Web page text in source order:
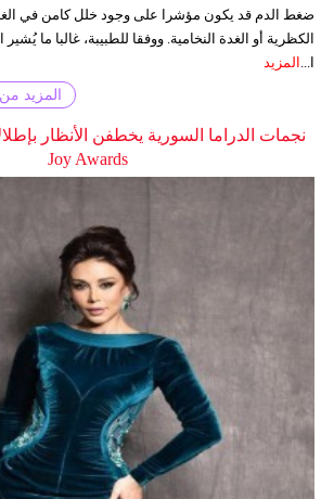
ضغط الدم قد يكون مؤشرا على وجود خلل كامن في الغدة
الكظرية أو الغدة النخامية. ووفقا للطبيبة، غالبا ما
ا... المزيد
المزيد
نجمات الدراما السورية يخطفن الأنظار
Joy Awards